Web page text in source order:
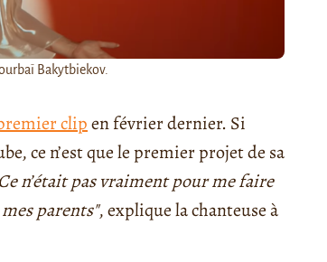
Bakytbiekov.
clipen février dernier. Si
ce n’est que le premier projet de sa
n’était pas vraiment pour me faire
parents", explique la chanteuse à